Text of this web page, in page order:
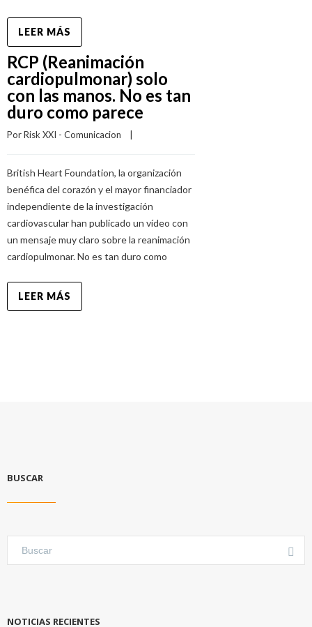
LEER MÁS
RCP (Reanimación
cardiopulmonar) solo
con las manos. No es tan
duro como parece
Por Risk XXI - Comunicacion
British Heart Foundation, la organización
benéfica del corazón y el mayor financiador
independiente de la investigación
cardiovascular han publicado un vídeo con
un mensaje muy claro sobre la reanimación
cardiopulmonar. No es tan duro como
LEER MÁS
BUSCAR
NOTICIAS RECIENTES